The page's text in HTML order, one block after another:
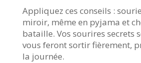
Appliquez ces conseils :
miroir, même en pyjama et
bataille. Vos sourires secrets
vous feront sortir fièrement,
la journée.